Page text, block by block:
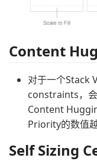
Content
对于一个Stack
constraints，
Content
Priority的数值
Self Sizing